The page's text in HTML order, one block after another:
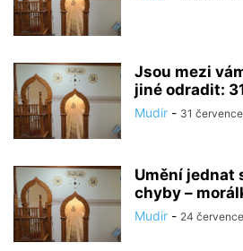
Jsou mezi
jiné odradit:
Mudir - 31
Umění jednat
chyby –
Mudir - 24